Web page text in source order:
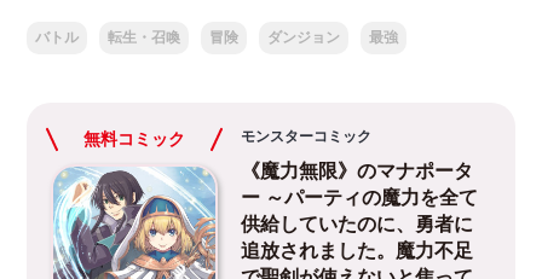
バトル 転生・召喚 冒険 ダンジョン 最強
無料コミック モンスターコミック
《魔力無限》のマナポータ
ー ～パーティの魔力を全て
供給していたのに、勇者に
追放されました。魔力不足